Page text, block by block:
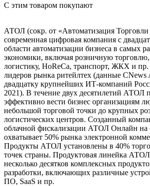
С этим товаром покупают
АТОЛ (сокр. от «Автоматизация
современная цифровая компания с
области автоматизации бизнеса в самых
экономики, включая розничную торговлю,
логистику, HoReCa, транспорт, ЖКХ и пр.
лидеров рынка ритейлтех (данные CNews
двадцатку крупнейших ИТ-компаний
2021). В течение двух десятилетий АТОЛ
эффективно вести бизнес организациям
небольшой торговой точки до крупных
логистических центров. Созданный
облачной фискализации АТОЛ Онлайн на
охватывает 50% рынка электронной
Продукты АТОЛ установлены в 40%
точек страны. Продуктовая линейка
несколько десятков комплексных
разработки, включающих различные
ПО, SaaS и пр.